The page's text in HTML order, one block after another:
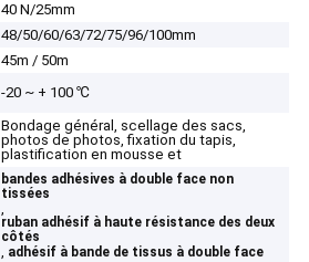
40 N/25mm
48/50/60/63/72/75/96/100mm
45m / 50m
-20 ~ + 100 ℃
Bondage général, scellage des sacs,
photos de photos, fixation du tapis,
plastification en mousse et
bandes adhésives à double face non
tissées
,
ruban adhésif à haute résistance des deux
côtés
, adhésif à bande de tissus à double face